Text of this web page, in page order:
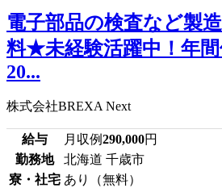
電子部品の検査など製
料★未経験活躍中！年間
20...
株式会社BREXA Next
給与 月収例290,000円
勤務地
北海道 千歳市
寮・社宅 あり（無料）